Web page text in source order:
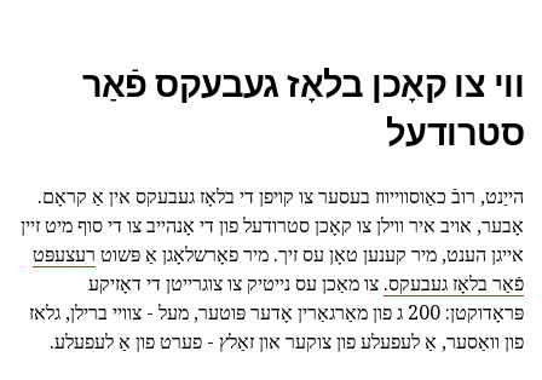
ווי צו קאָכן בלאָז געבעקס פֿאַר
סטרודעל
הייַנט, רובֿ כאַוסווייווז בעסער צו קויפן די בלאָז געבעקס אין אַ קראָם.
אָבער, אויב איר ווילן צו קאָכן סטרודעל פון די אָנהייב צו די סוף מיט זיין
אייגן הענט, מיר קענען טאָן עס זיך. מיר פאָרשלאָגן אַ פּשוט רעצעפּט
פֿאַר בלאָז געבעקס. צו מאַכן עס נייטיק צו צוגרייטן די דאָזיקע
פּראָדוקטן: 200 ג פון מאַרגאַרין אָדער פּוטער, מעל - צוויי ברילן, גלאז
פון וואַסער, אַ לעפעלע פון צוקער און זאַלץ - פערט פון אַ לעפעלע.